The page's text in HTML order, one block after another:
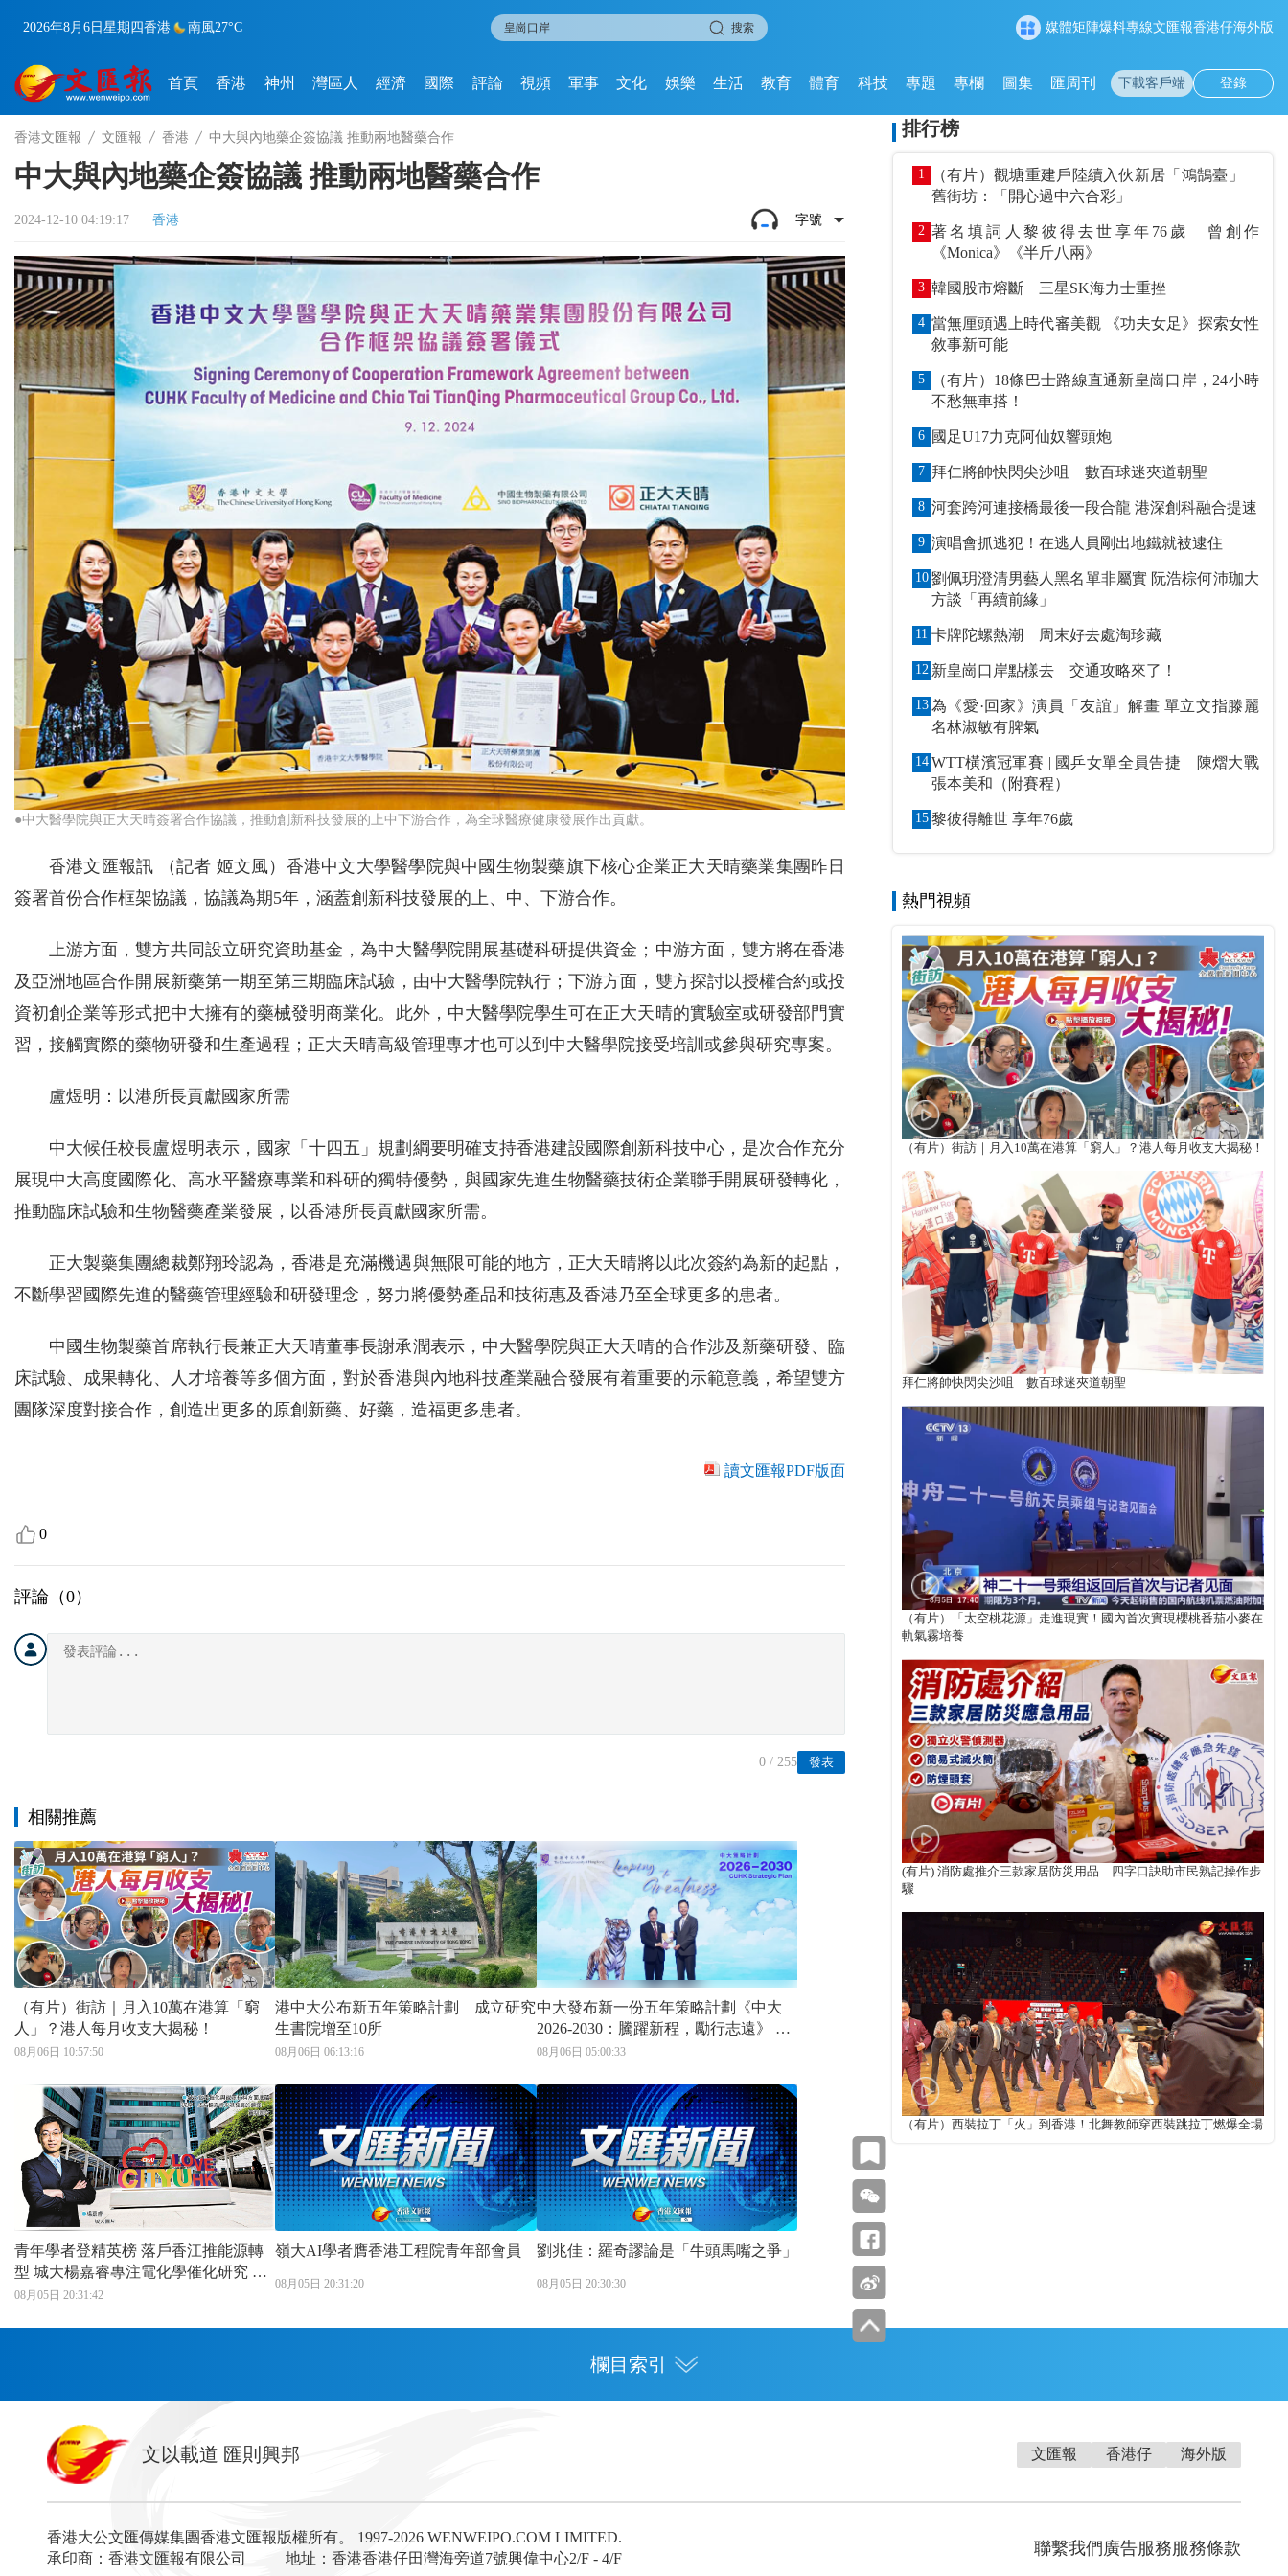
2026年8月6日 星期四香港 南風27°C 搜索 媒體矩陣爆料專線文匯報香港仔海外版
首頁 香港 神州 灣區人 經濟 國際 評論 視頻 軍事 文化 娛樂 生活 教育 體育 科技 專題 專欄 圖集 匯周刊 下載客戶端 登錄
香港文匯報 文匯報 香港 中大與內地藥企簽協議 推動兩地醫藥合作
中大與內地藥企簽協議 推動兩地醫藥合作
2024-12-10 04:19:17 香港 字號
●中大醫學院與正大天晴簽署合作協議，推動創新科技發展的上中下游合作，為全球醫療健康發展作出貢獻。
香港文匯報訊 （記者 姬文風）香港中文大學醫學院與中國生物製藥旗下核心企業正大天晴藥業集團昨日
簽署首份合作框架協議，協議為期5年，涵蓋創新科技發展的上、中、下游合作。
上游方面，雙方共同設立研究資助基金，為中大醫學院開展基礎科研提供資金；中游方面，雙方將在香港
及亞洲地區合作開展新藥第一期至第三期臨床試驗，由中大醫學院執行；下游方面，雙方探討以授權合約或投
資初創企業等形式把中大擁有的藥械發明商業化。此外，中大醫學院學生可在正大天晴的實驗室或研發部門實
習，接觸實際的藥物研發和生產過程；正大天晴高級管理專才也可以到中大醫學院接受培訓或參與研究專案。
盧煜明：以港所長貢獻國家所需
中大候任校長盧煜明表示，國家「十四五」規劃綱要明確支持香港建設國際創新科技中心，是次合作充分
展現中大高度國際化、高水平醫療專業和科研的獨特優勢，與國家先進生物醫藥技術企業聯手開展研發轉化，
推動臨床試驗和生物醫藥產業發展，以香港所長貢獻國家所需。
正大製藥集團總裁鄭翔玲認為，香港是充滿機遇與無限可能的地方，正大天晴將以此次簽約為新的起點，
不斷學習國際先進的醫藥管理經驗和研發理念，努力將優勢產品和技術惠及香港乃至全球更多的患者。
中國生物製藥首席執行長兼正大天晴董事長謝承潤表示，中大醫學院與正大天晴的合作涉及新藥研發、臨
床試驗、成果轉化、人才培養等多個方面，對於香港與內地科技產業融合發展有着重要的示範意義，希望雙方
團隊深度對接合作，創造出更多的原創新藥、好藥，造福更多患者。
讀文匯報PDF版面
0
評論（0）
發表
0 / 255
相關推薦
（有片）街訪｜月入10萬在港算「窮
人」？港人每月收支大揭秘！
08月06日 10:57:50
港中大公布新五年策略計劃 成立研究
生書院增至10所
08月06日 06:13:16
中大發布新一份五年策略計劃《中大
2026-2030：騰躍新程，勵行志遠》 以
「TIGER」框架對接國家「十五五」與
08月06日 05:00:33
青年學者登精英榜 落戶香江推能源轉
型 城大楊嘉睿專注電化學催化研究 讚
港科研優勢助成果轉化
08月05日 20:31:42
嶺大AI學者膺香港工程院青年部會員
08月05日 20:31:20
劉兆佳：羅奇謬論是「牛頭馬嘴之爭」
08月05日 20:30:30
排行榜
1
（有片）觀塘重建戶陸續入伙新居「鴻鵠臺」
舊街坊：「開心過中六合彩」
2 著名填詞人黎彼得去世享年76歲 曾創作
《Monica》《半斤八兩》
3 韓國股市熔斷 三星SK海力士重挫
4 當無厘頭遇上時代審美觀 《功夫女足》探索女性
敘事新可能
5
（有片）18條巴士路線直通新皇崗口岸，24小時
不愁無車搭！
6 國足U17力克阿仙奴響頭炮
7 拜仁將帥快閃尖沙咀 數百球迷夾道朝聖
8 河套跨河連接橋最後一段合龍 港深創科融合提速
9 演唱會抓逃犯！在逃人員剛出地鐵就被逮住
10 劉佩玥澄清男藝人黑名單非屬實 阮浩棕何沛珈大
方談「再續前緣」
11 卡牌陀螺熱潮 周末好去處淘珍藏
12 新皇崗口岸點樣去 交通攻略來了！
13 為《愛·回家》演員「友誼」解畫 單立文指滕麗
名林淑敏有脾氣
14 WTT橫濱冠軍賽 | 國乒女單全員告捷 陳熠大戰
張本美和（附賽程）
15 黎彼得離世 享年76歲
熱門視頻
（有片）街訪｜月入10萬在港算「窮人」？港人每月收支大揭秘！
拜仁將帥快閃尖沙咀 數百球迷夾道朝聖
（有片）「太空桃花源」走進現實！國內首次實現櫻桃番茄小麥在
軌氣霧培養
(有片) 消防處推介三款家居防災用品 四字口訣助市民熟記操作步
驟
（有片）西裝拉丁「火」到香港！北舞教師穿西裝跳拉丁燃爆全場
欄目索引
首頁
香港
神州
灣區生活 灣區企業 灣區文化 灣區人才
灣區政策
經濟 財經 地產 投資 財評 數字經濟 經湋論
國際
文以載道 匯則興邦 文匯報 香港仔 海外版
香港大公文匯傳媒集團香港文匯報版權所有。
1997-2026 WENWEIPO.COM LIMITED.
承印商：香港文匯報有限公司
地址：香港香港仔田灣海旁道7號興偉中心2/F - 4/F
聯繫我們廣告服務服務條款